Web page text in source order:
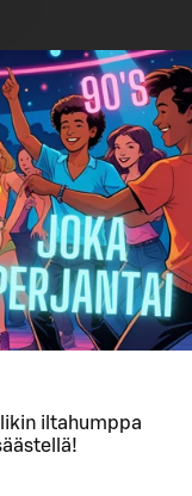
iltahumppa